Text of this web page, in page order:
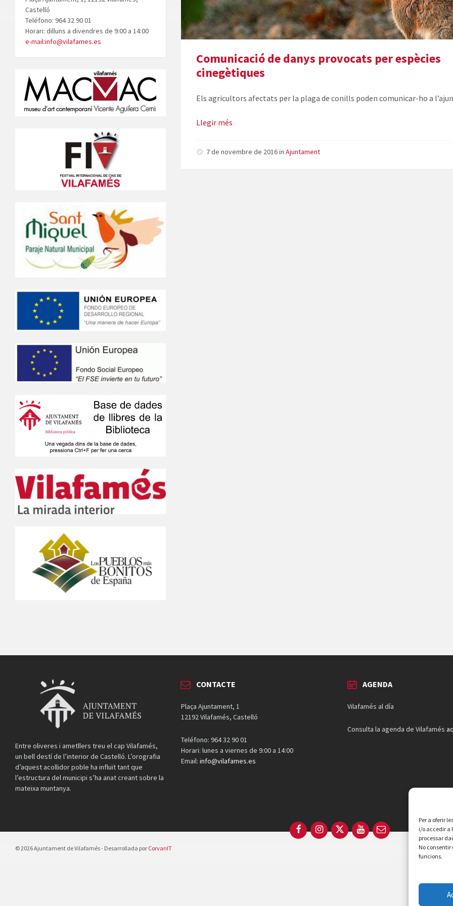
Per a oferir
i/o accedir a
processar
No
funcions.
Comunicació de danys provocats per espècies
cinegètiques
Els agricultors afectats per la plaga de conills poden comunicar-ho a
Llegir més
7 de novembre de 2016inAjuntament
Castelló
Teléfono: 964 32 90 01
Horari: dilluns a divendres de 9:00 a 14:00
e-mail:info@vilafames.es
Entre oliveres i ametllers treu el cap Vilafamés,
un bell destí de l’interior de Castelló. L’orografia
d’aquest acollidor poble ha influït tant que
l’estructura del municipi s’ha anat creant sobre la
mateixa muntanya.
CONTACTE
Plaça Ajuntament, 1
12192 Vilafamés, Castelló
Teléfono: 964 32 90 01
Horari: lunes a viernes de 9:00 a 14:00
Email:info@vilafames.es
AGENDA
Vilafamés al día
Consulta la agenda de Vilafamés
FacebookInstagram
X YouTubeEmail
© 2026 Ajuntament de Vilafamés - Desarrollada por CorvanIT